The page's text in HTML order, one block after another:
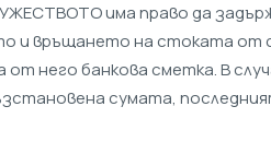
има право да
и връщането на стоката от
него банкова сметка. В
сумата,